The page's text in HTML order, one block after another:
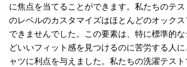
に焦点を当てることができます。私たちのテス
のレベルのカスタマイズはほとんどのオック
できませんでした。この要素は、特に標準的
どいいフィット感を見つけるのに苦労する人
ャツに利点を与えました。私たちの洗濯テス